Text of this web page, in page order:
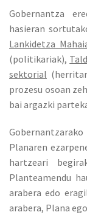
Gobernantza
hasieran
Lankidetza
(politikariak),
sektorial
prozesu osoan
bai argazki
Planaren
hartzeari
Planteamendu
arabera edo
arabera, Plana